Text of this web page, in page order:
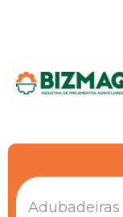
Adubadeiras